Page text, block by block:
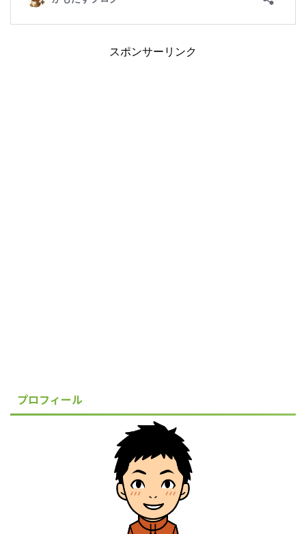
スポンサーリンク
プロフィール